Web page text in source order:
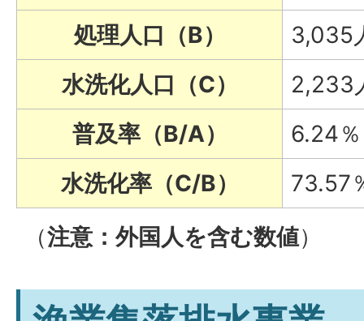
処理人口（B）
3,035
水洗化人口（C）
2,233
普及率（B/A）
6.24％
水洗化率（C/B）
73.57
（注意：外国人を含む数値）